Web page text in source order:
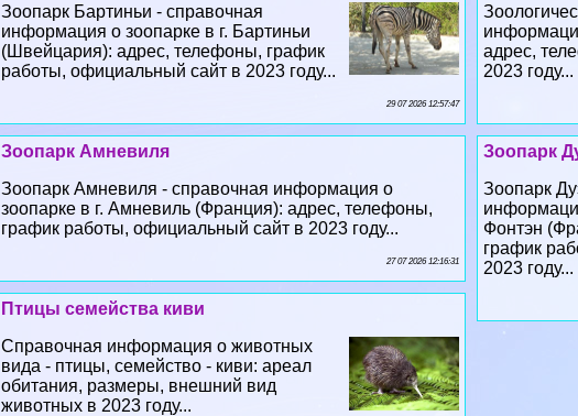
адрес,
2023 году...
Зоопарк Бартиньи - справочная
информация о зоопарке в г. Бартиньи
(Швейцария): адрес, телефоны, график
работы, официальный сайт в 2023 году...
29 07 2026 12:57:47
Зоопарк
Зоопарк
Фонтэн
график
2023 году...
Зоопарк Амневиля
Зоопарк Амневиля - справочная информация о
зоопарке в г. Амневиль (Франция): адрес, телефоны,
график работы, официальный сайт в 2023 году...
27 07 2026 12:16:31
Птицы семейства киви
Справочная информация о животных
вида - птицы, семейство - киви: ареал
обитания, размеры, внешний вид
животных в 2023 году...